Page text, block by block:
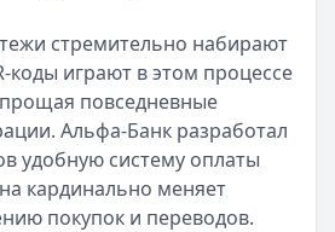
стремительно набирают
коды играют в этом процессе
повседневные
Альфа-Банк разработал
удобную систему оплаты
кардинально меняет
покупок и переводов.